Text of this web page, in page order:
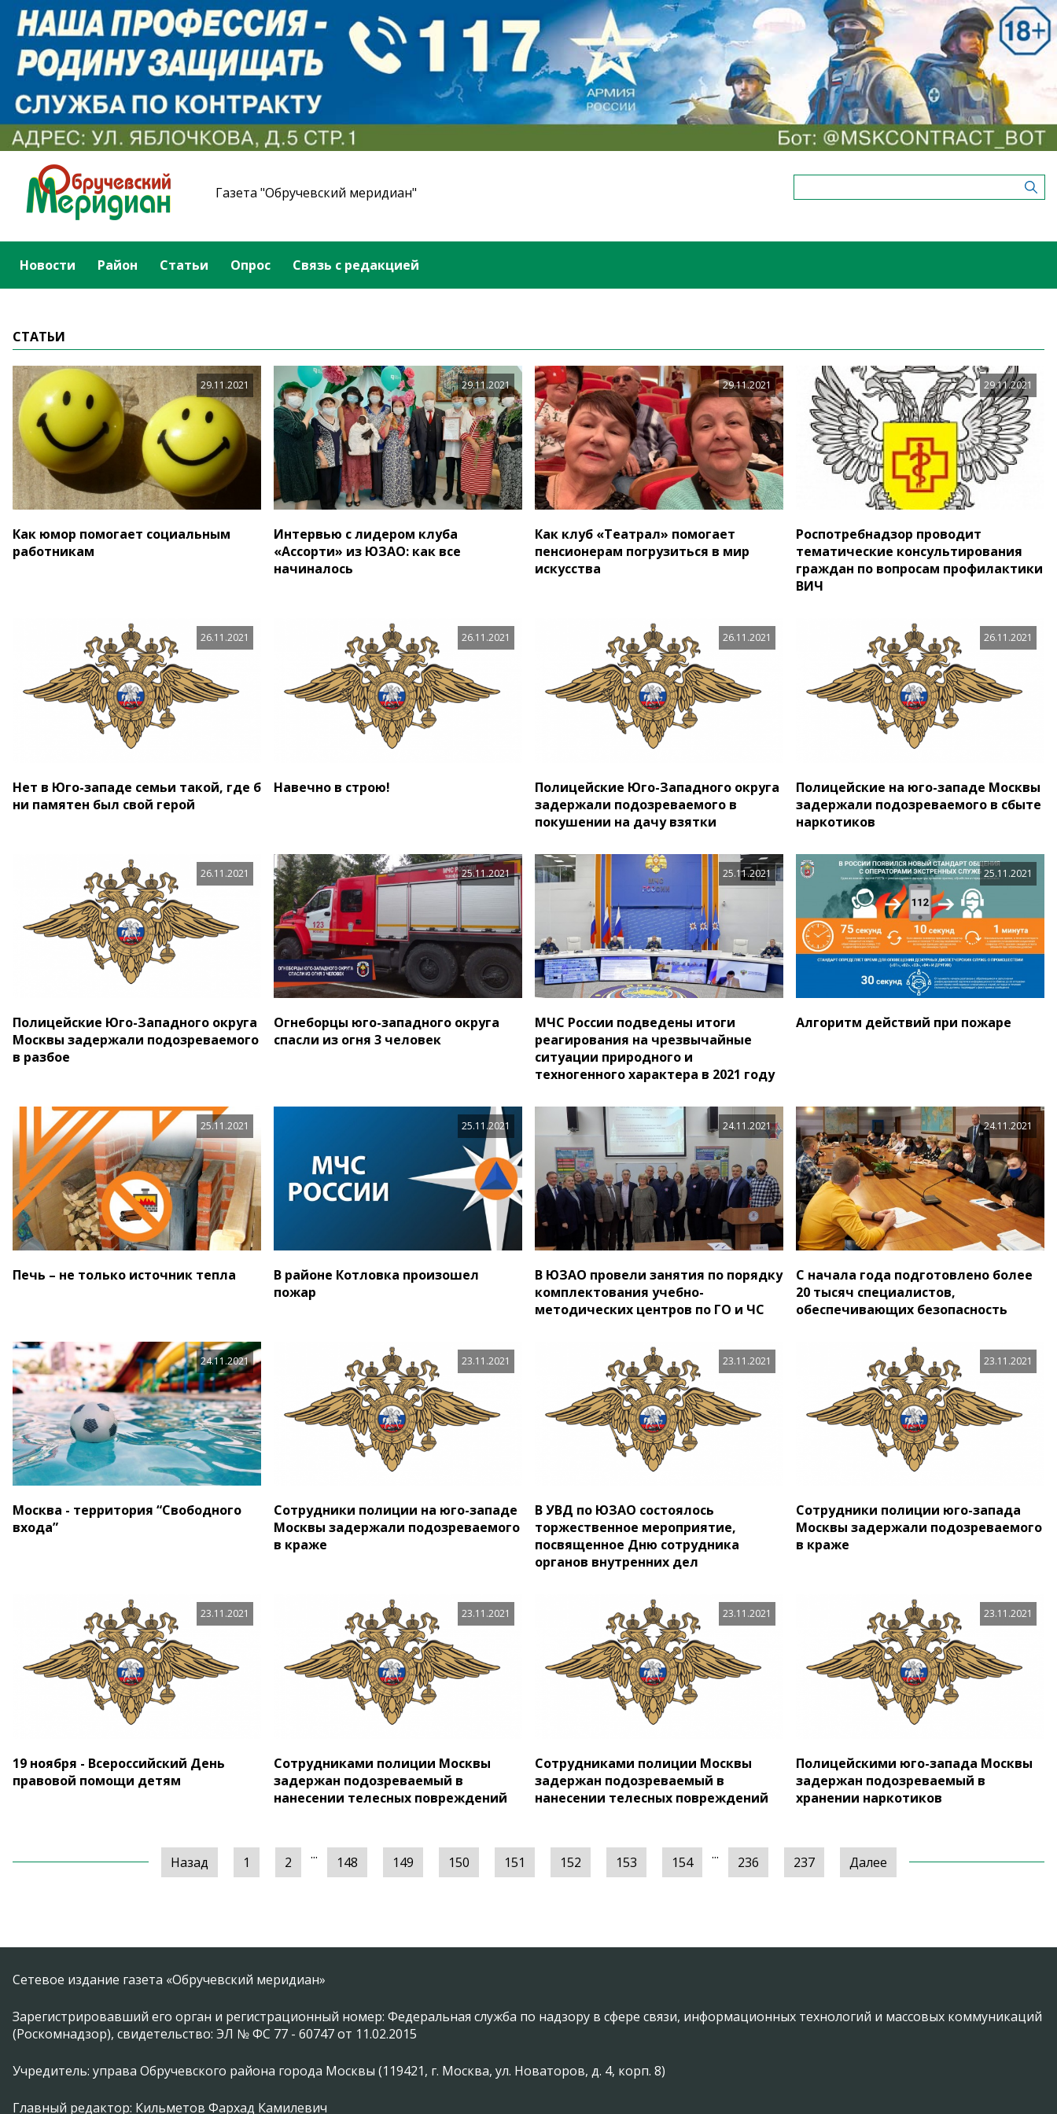
Газета "Обручевский меридиан"
Новости Район Статьи Опрос Связь с редакцией
СТАТЬИ
29.11.2021
Как юмор помогает социальным
работникам
29.11.2021
Интервью с лидером клуба
«Ассорти» из ЮЗАО: как все
начиналось
29.11.2021
Как клуб «Театрал» помогает
пенсионерам погрузиться в мир
искусства
29.11.2021
Роспотребнадзор проводит
тематические консультирования
граждан по вопросам профилактики
ВИЧ
26.11.2021
Нет в Юго-западе семьи такой, где б
ни памятен был свой герой
26.11.2021
Навечно в строю!
26.11.2021
Полицейские Юго-Западного округа
задержали подозреваемого в
покушении на дачу взятки
26.11.2021
Полицейские на юго-западе Москвы
задержали подозреваемого в сбыте
наркотиков
26.11.2021
Полицейские Юго-Западного округа
Москвы задержали подозреваемого
в разбое
25.11.2021
Огнеборцы юго-западного округа
спасли из огня 3 человек
25.11.2021
МЧС России подведены итоги
реагирования на чрезвычайные
ситуации природного и
техногенного характера в 2021 году
25.11.2021
Алгоритм действий при пожаре
25.11.2021
Печь – не только источник тепла
25.11.2021
В районе Котловка произошел
пожар
24.11.2021
В ЮЗАО провели занятия по порядку
комплектования учебно-
методических центров по ГО и ЧС
24.11.2021
С начала года подготовлено более
20 тысяч специалистов,
обеспечивающих безопасность
24.11.2021
Москва - территория “Свободного
входа”
23.11.2021
Сотрудники полиции на юго-западе
Москвы задержали подозреваемого
в краже
23.11.2021
В УВД по ЮЗАО состоялось
торжественное мероприятие,
посвященное Дню сотрудника
органов внутренних дел
23.11.2021
Сотрудники полиции юго-запада
Москвы задержали подозреваемого
в краже
23.11.2021
19 ноября - Всероссийский День
правовой помощи детям
23.11.2021
Сотрудниками полиции Москвы
задержан подозреваемый в
нанесении телесных повреждений
23.11.2021
Сотрудниками полиции Москвы
задержан подозреваемый в
нанесении телесных повреждений
23.11.2021
Полицейскими юго-запада Москвы
задержан подозреваемый в
хранении наркотиков
Назад 1 2 ... 148 149 150 151 152 153 154 ... 236 237 Далее
Сетевое издание газета «Обручевский меридиан»
Зарегистрировавший его орган и регистрационный номер: Федеральная служба по надзору в сфере связи, информационных технологий и массовых коммуникаций
(Роскомнадзор), свидетельство: ЭЛ № ФС 77 - 60747 от 11.02.2015
Учредитель: управа Обручевского района города Москвы (119421, г. Москва, ул. Новаторов, д. 4, корп. 8)
Главный редактор: Кильметов Фархад Камилевич